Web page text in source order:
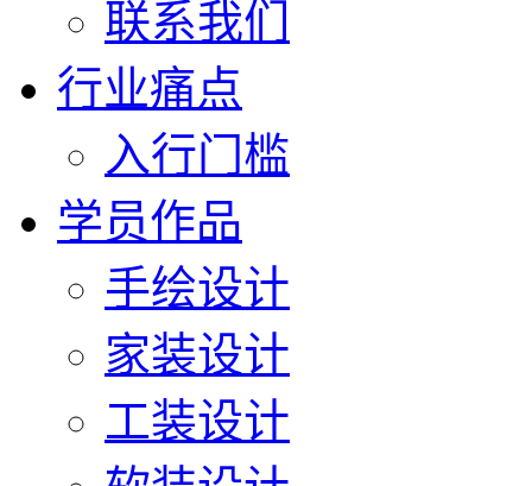
联系我们
行业痛点
入行门槛
学员作品
手绘设计
家装设计
工装设计